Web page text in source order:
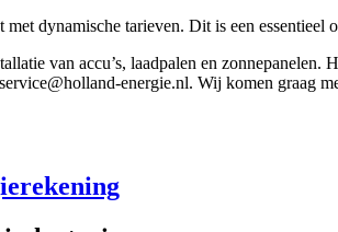
dynamische tarieven. Dit is een
van accu’s, laadpalen en
energie.nl. Wij komen graag